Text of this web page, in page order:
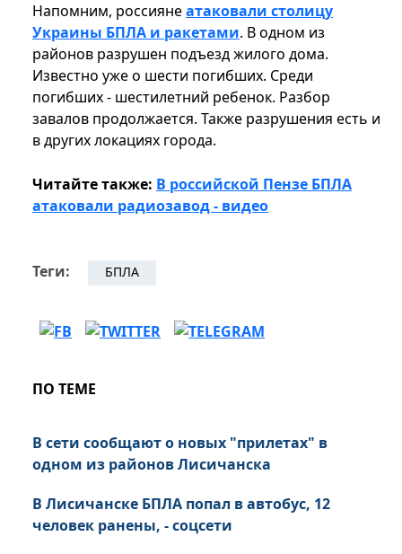
Напомним, россиянеатаковали столицу
Украины БПЛА и ракетами. В одном из
районов разрушен подъезд жилого дома.
Известно уже о шести погибших. Среди
погибших - шестилетний ребенок. Разбор
завалов продолжается. Также разрушения есть и
в других локациях города.
Читайте также: В российской Пензе БПЛА
атаковали радиозавод - видео
Теги: БПЛА
ПО ТЕМЕ
В сети сообщают о новых "прилетах" в
одном из районов Лисичанска
В Лисичанске БПЛА попал в автобус, 12
человек ранены, - соцсети